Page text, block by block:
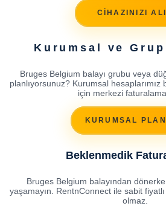
CİHAZINIZI
Kurumsal ve
Bruges Belgium balayı grubu veya
planlıyorsunuz? Kurumsal
için merkezi
KURUMSAL
Beklenmedik
Bruges Belgium balayından
yaşamayın. RentnConnect ile sabit
olmaz.